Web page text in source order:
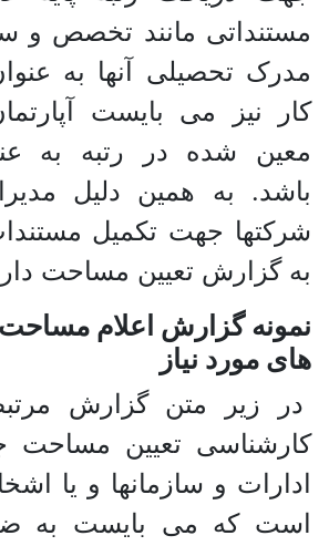
مستنداتی مانند تخصص و
مدرک تحصیلی آنها به
کار نیز می بایست
معین شده در رتبه به
باشد. به همین دلیل
شرکتها جهت تکمیل
به گزارش تعیین مساحت
نمونه گزارش اعلام مساحت
های مورد نیاز
در زیر متن گزارش
کارشناسی تعیین مساحت
ادارات و سازمانها و یا
است که می بایست به